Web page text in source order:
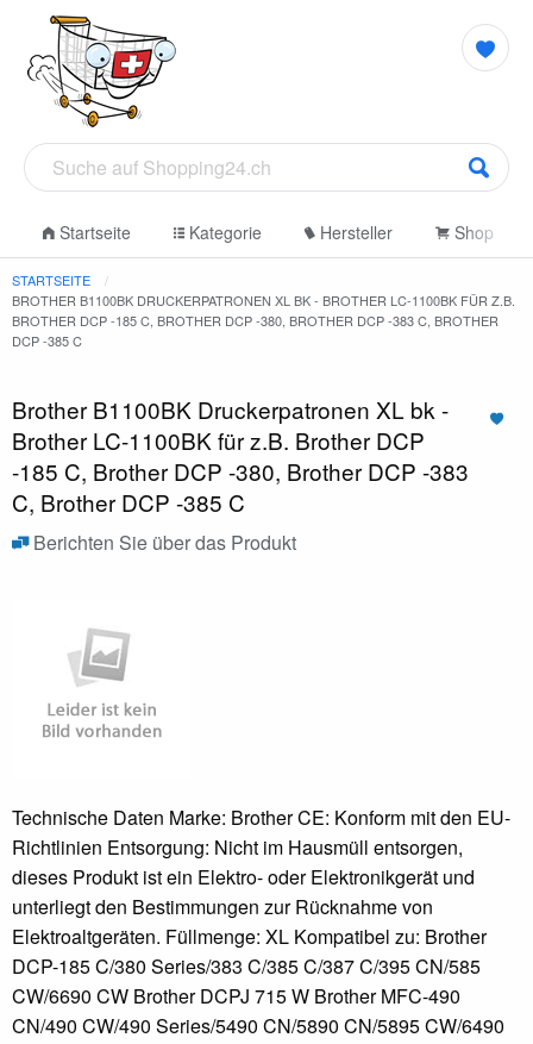
Startseite Kategorie Hersteller Shop
STARTSEITE
BROTHER B1100BK DRUCKERPATRONEN XL BK - BROTHER LC-1100BK FÜR Z.B.
BROTHER DCP -185 C, BROTHER DCP -380, BROTHER DCP -383 C, BROTHER
DCP -385 C
Brother B1100BK Druckerpatronen XL bk -
Brother LC-1100BK für z.B. Brother DCP
-185 C, Brother DCP -380, Brother DCP -383
C, Brother DCP -385 C
Berichten Sie über das Produkt
Technische Daten Marke: Brother CE: Konform mit den EU-
Richtlinien Entsorgung: Nicht im Hausmüll entsorgen,
dieses Produkt ist ein Elektro- oder Elektronikgerät und
unterliegt den Bestimmungen zur Rücknahme von
Elektroaltgeräten. Füllmenge: XL Kompatibel zu: Brother
DCP-185 C/380 Series/383 C/385 C/387 C/395 CN/585
CW/6690 CW Brother DCPJ 715 W Brother MFC-490
CN/490 CW/490 Series/5490 CN/5890 CN/5895 CW/6490